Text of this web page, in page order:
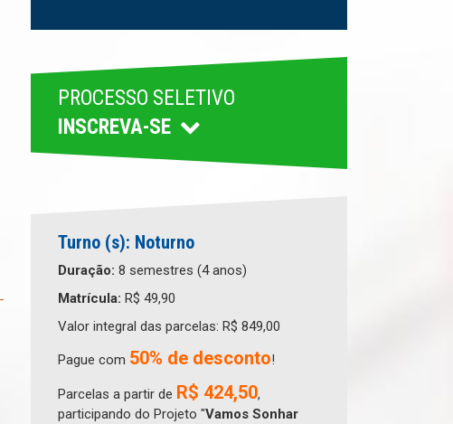
PROCESSO SELETIVO
INSCREVA-SE
Turno (s): Noturno
Duração: 8 semestres (4 anos)
Matrícula: R$ 49,90
Valor integral das parcelas: R$ 849,00
Pague com 50% de desconto!
Parcelas a partir de R$ 424,50,
participando do Projeto "Vamos Sonhar